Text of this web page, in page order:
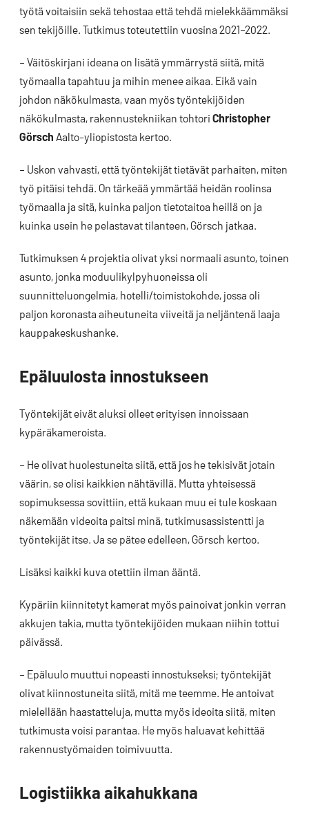
työtä voitaisiin sekä tehostaa että tehdä mielekkäämmäksi
sen tekijöille. Tutkimus toteutettiin vuosina 2021–2022.
– Väitöskirjani ideana on lisätä ymmärrystä siitä, mitä
työmaalla tapahtuu ja mihin menee aikaa. Eikä vain
johdon näkökulmasta, vaan myös työntekijöiden
näkökulmasta, rakennustekniikan tohtori Christopher
Görsch Aalto-yliopistosta kertoo.
– Uskon vahvasti, että työntekijät tietävät parhaiten, miten
työ pitäisi tehdä. On tärkeää ymmärtää heidän roolinsa
työmaalla ja sitä, kuinka paljon tietotaitoa heillä on ja
kuinka usein he pelastavat tilanteen, Görsch jatkaa.
Tutkimuksen 4 projektia olivat yksi normaali asunto, toinen
asunto, jonka moduulikylpyhuoneissa oli
suunnitteluongelmia, hotelli/toimistokohde, jossa oli
paljon koronasta aiheutuneita viiveitä ja neljäntenä laaja
kauppakeskushanke.
Epäluulosta innostukseen
Työntekijät eivät aluksi olleet erityisen innoissaan
kypäräkameroista.
– He olivat huolestuneita siitä, että jos he tekisivät jotain
väärin, se olisi kaikkien nähtävillä. Mutta yhteisessä
sopimuksessa sovittiin, että kukaan muu ei tule koskaan
näkemään videoita paitsi minä, tutkimusassistentti ja
työntekijät itse. Ja se pätee edelleen, Görsch kertoo.
Lisäksi kaikki kuva otettiin ilman ääntä.
Kypäriin kiinnitetyt kamerat myös painoivat jonkin verran
akkujen takia, mutta työntekijöiden mukaan niihin tottui
päivässä.
– Epäluulo muuttui nopeasti innostukseksi; työntekijät
olivat kiinnostuneita siitä, mitä me teemme. He antoivat
mielellään haastatteluja, mutta myös ideoita siitä, miten
tutkimusta voisi parantaa. He myös haluavat kehittää
rakennustyömaiden toimivuutta.
Logistiikka aikahukkana